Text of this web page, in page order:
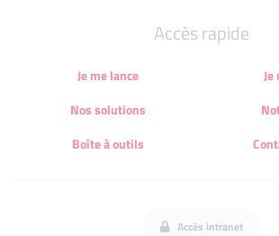
Accès rapide
Je me lance
Je
Nos solutions
Boîte à outils
Accès intranet